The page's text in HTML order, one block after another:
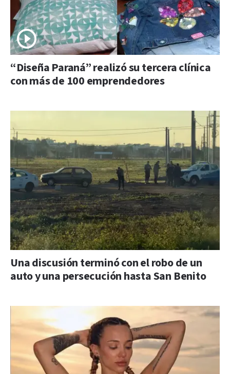
“Diseña Paraná” realizó su tercera clínica
con más de 100 emprendedores
Una discusión terminó con el robo de un
auto y una persecución hasta San Benito